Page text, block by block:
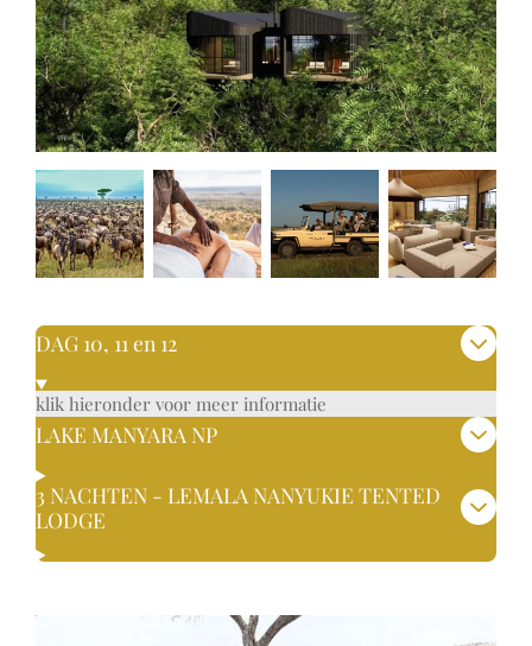
DAG 10, 11 en 12
klik hieronder voor meer informatie
LAKE MANYARA NP
3 NACHTEN - LEMALA NANYUKIE TENTED
LODGE